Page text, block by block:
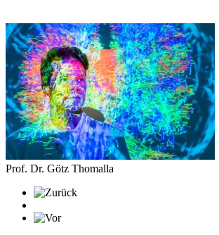
Prof. Dr. Götz Thomalla